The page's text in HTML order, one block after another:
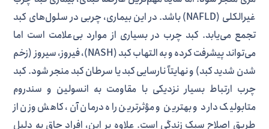
غیرالکلی (NAFLD) باشد. در این بیماری، چربی در سلول‌های کبد
تجمع می‌یابد. کبد چرب در بسیاری از موارد بی‌علامت است اما
می‌تواند پیشرفت کرده و به التهاب کبد (NASH)، فیروز، سیروز (زخم
شدن شدید کبد) و نهایتاً نارسایی کبد یا سرطان کبد منجر شود. کبد
چرب ارتباط بسیار نزدیکی با مقاومت به انسولین و سندروم
متابولیک دارد و بهترین و مؤثرترین راه درمان آن، کاهش وزن از
طریق اصلاح سبک زندگی است. علاوه بر این، افراد چاق به دلیل